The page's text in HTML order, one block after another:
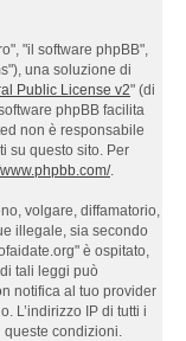
"il software phpBB",
una soluzione di
Public License v2" (di
phpBB facilita
non è responsabile
su questo sito. Per
.
volgare, diffamatorio,
illegale, sia secondo
è ospitato,
tali leggi può
notifica al tuo provider
L’indirizzo IP di tutti i
queste condizioni.